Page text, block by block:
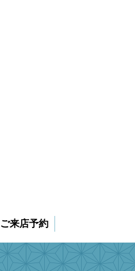
ご来店予約